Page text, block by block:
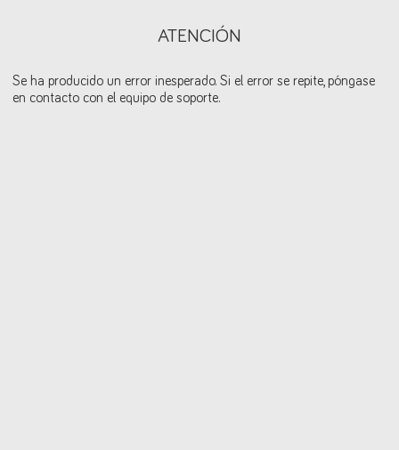
ATENCIÓN
Se ha producido un error inesperado. Si el error se repite, póngase
en contacto con el equipo de soporte.